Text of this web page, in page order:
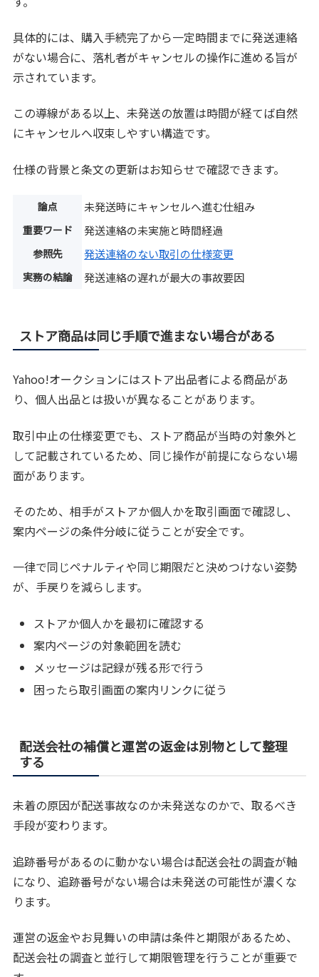
具体的には、購入手続完了から一定時間までに発送連絡
がない場合に、落札者がキャンセルの操作に進める旨が
示されています。
この導線がある以上、未発送の放置は時間が経てば自然
にキャンセルへ収束しやすい構造です。
仕様の背景と条文の更新はお知らせで確認できます。
論点 未発送時にキャンセルへ進む仕組み
重要ワード 発送連絡の未実施と時間経過
参照先 発送連絡のない取引の仕様変更
実務の結論 発送連絡の遅れが最大の事故要因
ストア商品は同じ手順で進まない場合がある
Yahoo!オークションにはストア出品者による商品があ
り、個人出品とは扱いが異なることがあります。
取引中止の仕様変更でも、ストア商品が当時の対象外と
して記載されているため、同じ操作が前提にならない場
面があります。
そのため、相手がストアか個人かを取引画面で確認し、
案内ページの条件分岐に従うことが安全です。
一律で同じペナルティや同じ期限だと決めつけない姿勢
が、手戻りを減らします。
ストアか個人かを最初に確認する
案内ページの対象範囲を読む
メッセージは記録が残る形で行う
困ったら取引画面の案内リンクに従う
配送会社の補償と運営の返金は別物として整理
する
未着の原因が配送事故なのか未発送なのかで、取るべき
手段が変わります。
追跡番号があるのに動かない場合は配送会社の調査が軸
になり、追跡番号がない場合は未発送の可能性が濃くな
ります。
運営の返金やお見舞いの申請は条件と期限があるため、
配送会社の調査と並行して期限管理を行うことが重要で